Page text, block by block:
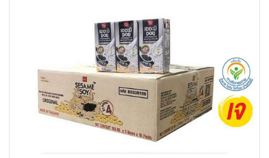
ย้อนกลับ
เครื่องดื่มและผงชงดื่ม
ย้อนกลับ
ย้อนกลับ
ย้อนกลับ
ย้อนกลับ
ย้อนกลับ
ย้อนกลับ
ย้อนกลับ
ย้อนกลับ
ย้อนกลับ
พระเครื่อง test pop
ย้อนกลับ